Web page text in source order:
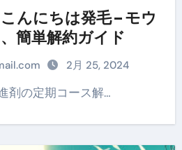
んにちは発毛 – モウ
簡単解約ガイド
2月 25, 2024
剤の定期コース解…